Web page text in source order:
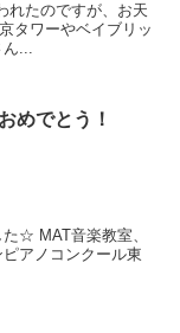
れたのですが、お天
タワーやベイブリッ
...
めでとう！
☆ MAT音楽教室、
アノコンクール東